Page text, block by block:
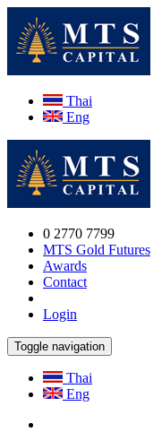
Thai
Eng
0 2770 7799
MTS Gold Futures
Awards
Contact
Login
Toggle navigation
Thai
Eng